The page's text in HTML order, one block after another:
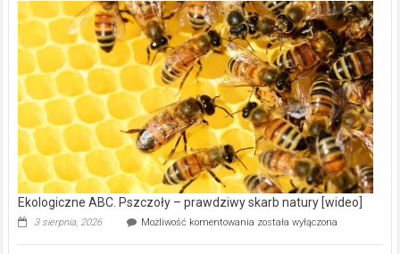
Wręczyca
Wielka
z
dofinansowaniem
ponad
15,6
mln
na
modernizację
oczyszczalni
ścieków
[wideo]
Ekologiczne ABC. Pszczoły – prawdziwy skarb natury [wideo]
3 sierpnia, 2026 Możliwość komentowania Ekologiczne
została wyłączona